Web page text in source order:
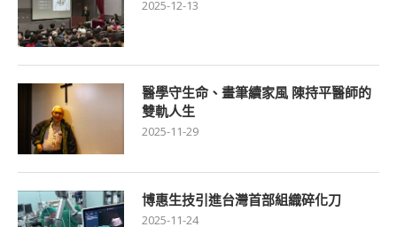
2025-12-13
醫學守生命、畫筆續家風 陳持平醫師的
雙軌人生
2025-11-29
博惠生技引進台灣首部組織碎化刀
2025-11-24